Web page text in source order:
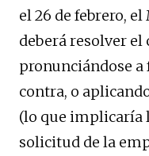
el 26 de febrero,
deberá resolver el
pronunciándose a
contra, o
(lo que implicaría
solicitud de la